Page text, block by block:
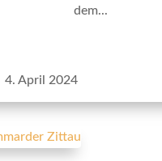
dem...
4. April 2024